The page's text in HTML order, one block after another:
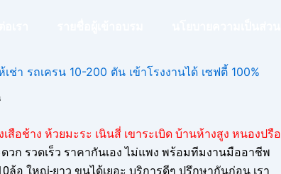
อช้าง ห้วยมะระ เนินสี่ เขาระเบิด บ้านห้างสูง หนองปรือ
วก รวดเร็ว ราคากันเอง ไม่แพง พร้อมทีมงานมืออาชีพ
ล้อ ใหญ่-ยาว ขนได้เยอะ บริการดีๆ ปรึกษากันก่อน เรา